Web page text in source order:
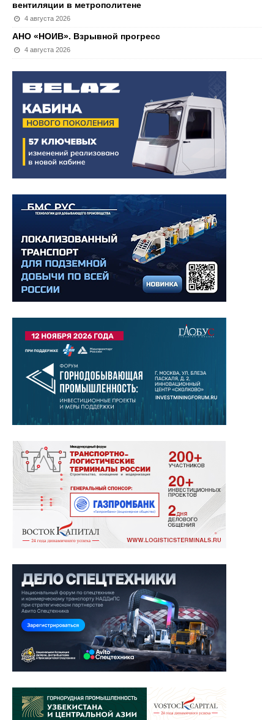
вентиляции в метрополитене
4 августа 2026
АНО «НОИВ». Взрывной прогресс
4 августа 2026